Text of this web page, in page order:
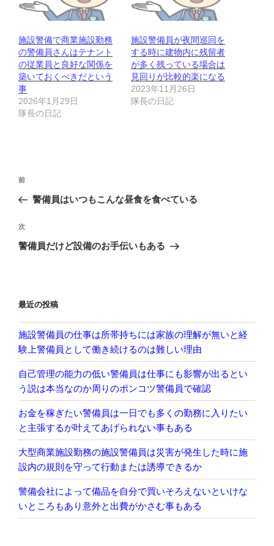
施設警備で商業施設勤務
の警備員さんはテナント
の従業員と良好な関係を
築いておくべきだという
事
2026年1月29日
隊長の日記
施設警備員が夜間巡回を
する時に建物内に残留者
が多く残っている場合は
見回りが比較的楽になる
2023年11月26日
隊長の日記
投
ナ
ビ
ゲ
ン
前
の
稿
前
警備員はいつもこんな昼食を食べている
次
の
次
警備員だけど設備のお手伝いもある
最近の投稿
施設警備員の仕事は所帯持ちには家族の理解が無いと経
験上警備員として働き続けるのは難しい理由
自己管理の能力の低い警備員は仕事にも影響が出るとい
う説は本当なのか周りのポンコツ警備員で確認
お金を稼ぎたい警備員は一日でも多くの勤務に入りたい
と主張するが叶えてあげられない事もある
大型商業施設勤務の施設警備員は災害が発生した時に施
設内の規則を守って行動または誘導できるか
警備会社によって備品を自分で買いそろえないといけな
いところもあり意外と出費がかさむ事もある